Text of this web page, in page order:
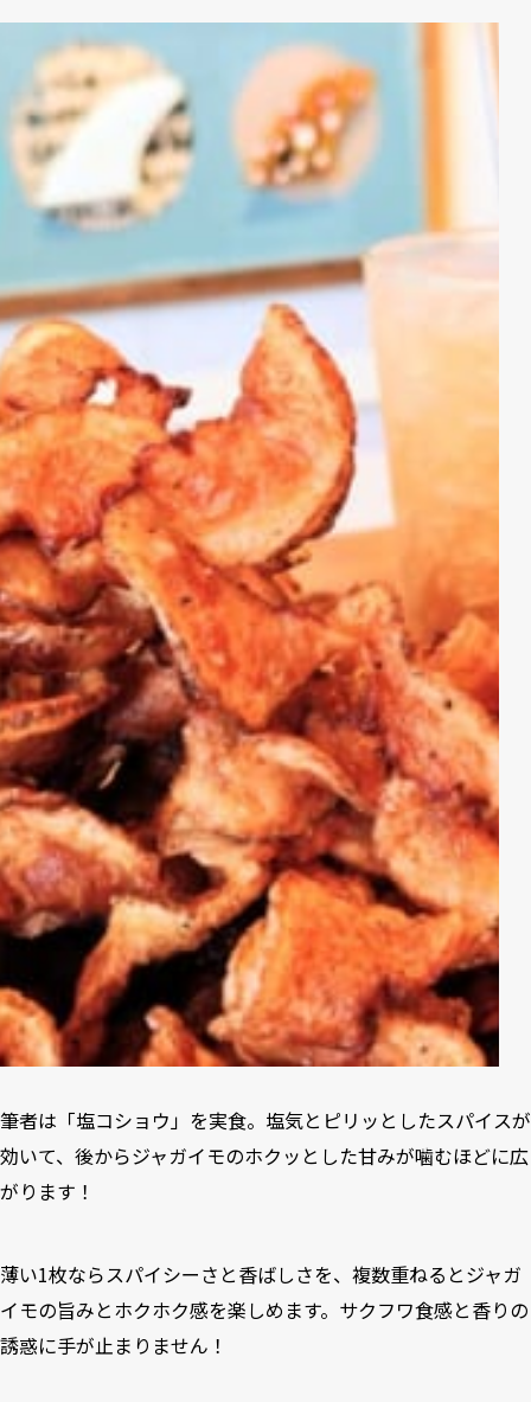
筆者は「塩コショウ」を実食。塩気とピリッとしたスパイスが
効いて、後からジャガイモのホクッとした甘みが噛むほどに広
がります！
薄い1枚ならスパイシーさと香ばしさを、複数重ねるとジャガ
イモの旨みとホクホク感を楽しめます。サクフワ食感と香りの
誘惑に手が止まりません！